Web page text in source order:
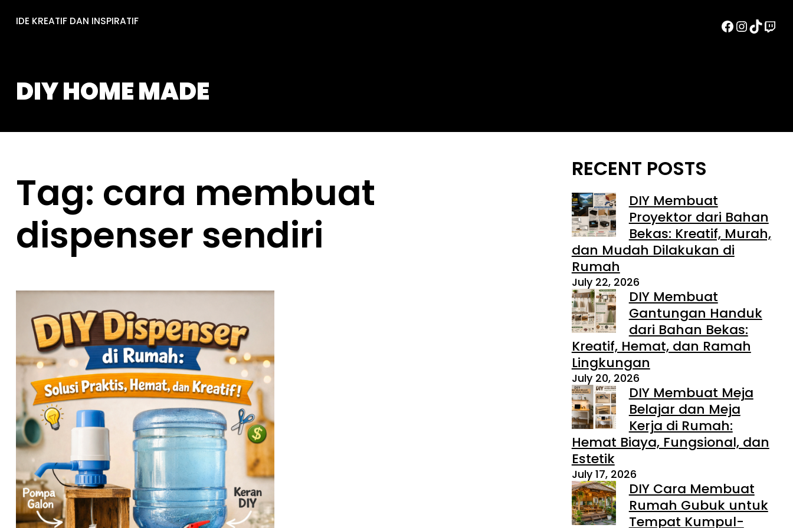
IDE KREATIF DAN INSPIRATIF Facebook
DIY HOME MADE
Tag: cara membuat
dispenser sendiri
RECENT POSTS
DIY Membuat
Proyektor dari Bahan
Bekas: Kreatif, Murah,
dan Mudah Dilakukan di
Rumah
July 22, 2026
DIY Membuat
Gantungan Handuk
dari Bahan Bekas:
Kreatif, Hemat, dan Ramah
Lingkungan
July 20, 2026
DIY Membuat Meja
Belajar dan Meja
Kerja di Rumah:
Hemat Biaya, Fungsional, dan
Estetik
July 17, 2026
DIY Cara Membuat
Rumah Gubuk untuk
Tempat Kumpul-